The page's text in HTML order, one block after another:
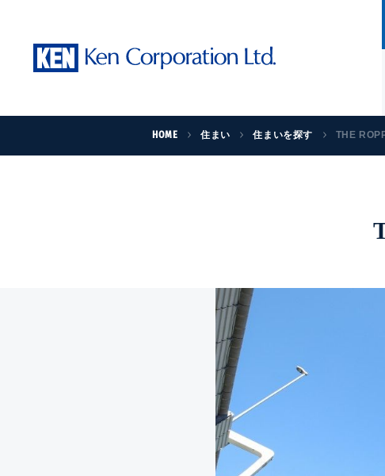
HOME 住まい 住まいを探す THE